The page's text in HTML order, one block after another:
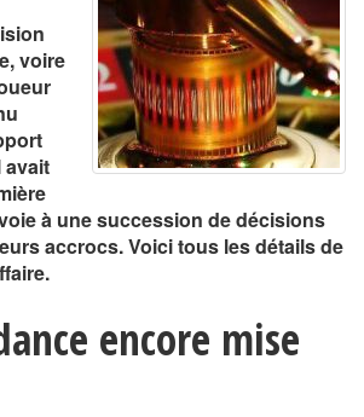
voire
avait
à une succession de décisions
accrocs. Voici tous les détails de
encore mise